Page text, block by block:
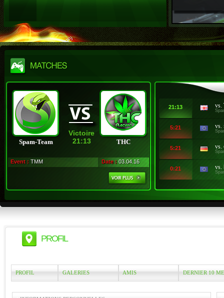
Spam-Team
Victoire
21:13
THC
Event : TMM Date : 03.04.16
21:13 vs.
5:21 vs.
5:21 vs.
0:21 vs.
PROFIL
PROFIL GALERIES AMIS DERNIER 10